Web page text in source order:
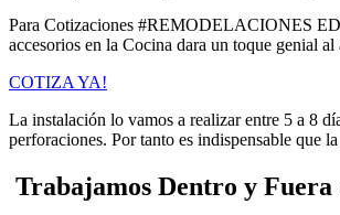
Para Cotizaciones #REMODELACIONES
accesorios en la Cocina dara un toque genial al
COTIZA YA!
La instalación lo vamos a realizar entre 5 a 8
perforaciones. Por tanto es indispensable que
Trabajamos Dentro y